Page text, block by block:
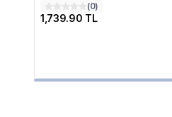
(0)
1,739.90 TL